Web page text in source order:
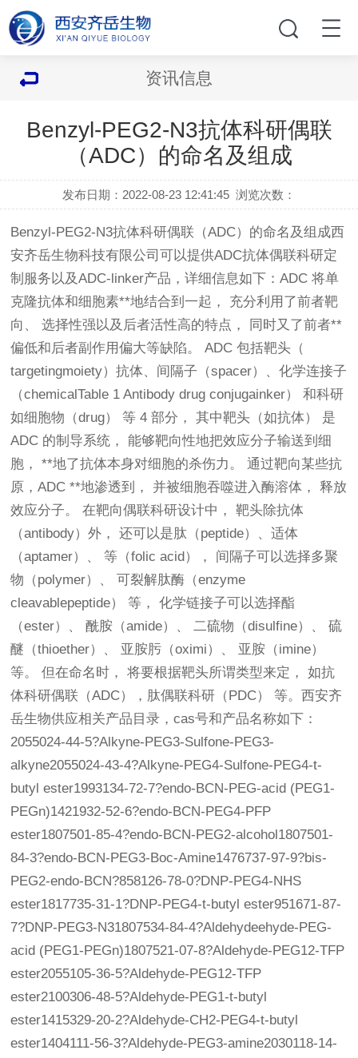
资讯信息
Benzyl-PEG2-N3抗体科研偶联
（ADC）的命名及组成
发布日期：2022-08-23 12:41:45 浏览次数：
Benzyl-PEG2-N3抗体科研偶联（ADC）的命名及组成西
安齐岳生物科技有限公司可以提供ADC抗体偶联科研定
制服务以及ADC-linker产品，详细信息如下：ADC 将单
克隆抗体和细胞素**地结合到一起， 充分利用了前者靶
向、 选择性强以及后者活性高的特点， 同时又了前者**
偏低和后者副作用偏大等缺陷。 ADC 包括靶头（
targetingmoiety）抗体、间隔子（spacer）、化学连接子
（chemicalTable 1 Antibody drug conjugainker） 和科研
如细胞物（drug） 等 4 部分， 其中靶头（如抗体） 是
ADC 的制导系统， 能够靶向性地把效应分子输送到细
胞， **地了抗体本身对细胞的杀伤力。 通过靶向某些抗
原，ADC **地渗透到， 并被细胞吞噬进入酶溶体， 释放
效应分子。 在靶向偶联科研设计中， 靶头除抗体
（antibody）外， 还可以是肽（peptide）、适体
（aptamer）、 等（folic acid）， 间隔子可以选择多聚
物（polymer）、 可裂解肽酶（enzyme
cleavablepeptide） 等， 化学链接子可以选择酯
（ester）、 酰胺（amide）、 二硫物（disulfine）、 硫
醚（thioether）、 亚胺肟（oximi）、 亚胺（imine）
等。 但在命名时， 将要根据靶头所谓类型来定， 如抗
体科研偶联（ADC），肽偶联科研（PDC） 等。西安齐
岳生物供应相关产品目录，cas号和产品名称如下：
2055024-44-5?Alkyne-PEG3-Sulfone-PEG3-
alkyne2055024-43-4?Alkyne-PEG4-Sulfone-PEG4-t-
butyl ester1993134-72-7?endo-BCN-PEG-acid (PEG1-
PEGn)1421932-52-6?endo-BCN-PEG4-PFP
ester1807501-85-4?endo-BCN-PEG2-alcohol1807501-
84-3?endo-BCN-PEG3-Boc-Amine1476737-97-9?bis-
PEG2-endo-BCN?858126-78-0?DNP-PEG4-NHS
ester1817735-31-1?DNP-PEG4-t-butyl ester951671-87-
7?DNP-PEG3-N31807534-84-4?Aldehydeehyde-PEG-
acid (PEG1-PEGn)1807521-07-8?Aldehyde-PEG12-TFP
ester2055105-36-5?Aldehyde-PEG12-TFP
ester2100306-48-5?Aldehyde-PEG1-t-butyl
ester1415329-20-2?Aldehyde-CH2-PEG4-t-butyl
ester1404111-56-3?Aldehyde-PEG3-amine2030118-14-